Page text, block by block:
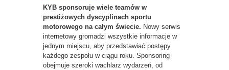
KYB sponsoruje wiele teamów w
prestiżowych dyscyplinach sportu
motorowego na całym świecie. Nowy serwis
internetowy gromadzi wszystkie informacje w
jednym miejscu, aby przedstawiać postępy
każdego zespołu w ciągu roku. Sponsoring
obejmuje szeroki wachlarz wydarzeń, od